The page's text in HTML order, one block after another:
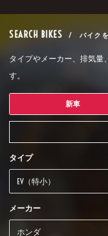
SEARCH BIKES / バイク
タイプやメーカー、排気量
す。
新車
タイプ
メーカー